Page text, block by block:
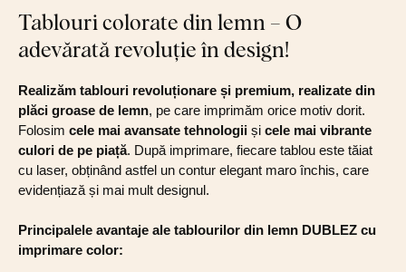
Tablouri colorate din lemn – O
adevărată revoluție în design!
Realizăm tablouri revoluționare și premium, realizate din
plăci groase de lemn, pe care imprimăm orice motiv dorit.
Folosim cele mai avansate tehnologii și cele mai vibrante
culori de pe piață. După imprimare, fiecare tablou este tăiat
cu laser, obținând astfel un contur elegant maro închis, care
evidențiază și mai mult designul.
Principalele avantaje ale tablourilor din lemn DUBLEZ cu
imprimare color: